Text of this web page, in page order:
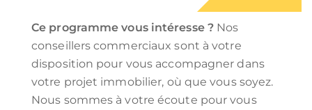
Ce programme vous intéresse ?Nos
conseillers commerciaux sont à votre
disposition pour vous accompagner dans
votre projet immobilier, où que vous soyez.
Nous sommes à votre écoute pour vous